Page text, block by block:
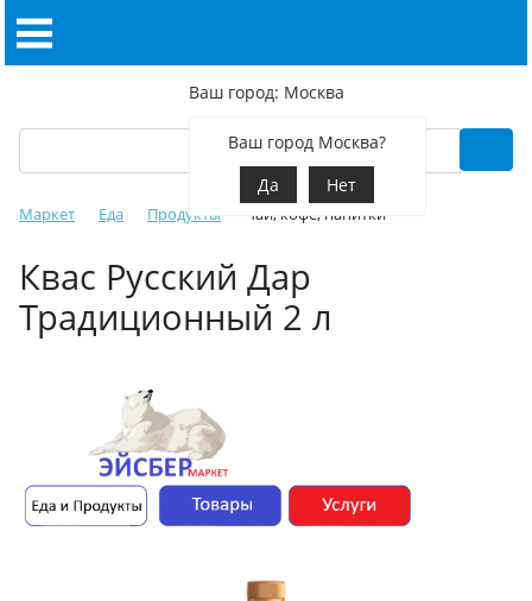
Ваш город: Москва
Ваш город Москва?
Да
Нет
Маркет Еда Продукты Чай, кофе, напитки
Квас Русский Дар
Традиционный 2 л